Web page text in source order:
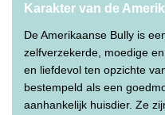
Karakter van de
De Amerikaanse Bully is
zelfverzekerde, moedige
en liefdevol ten opzichte
bestempeld als een
aanhankelijk huisdier. Ze